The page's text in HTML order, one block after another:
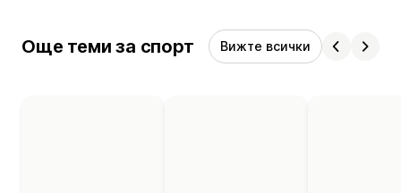
Още теми за спорт Вижте всички